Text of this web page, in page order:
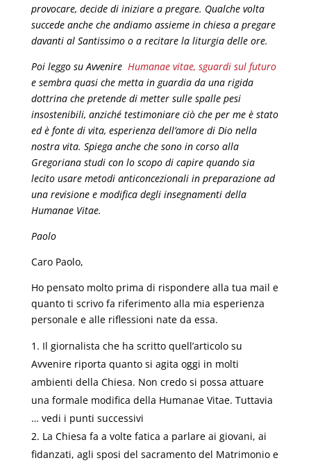
provocare, decide di iniziare a pregare. Qualche volta
succede anche che andiamo assieme in chiesa a pregare
davanti al Santissimo o a recitare la liturgia delle ore.
Poi leggo su Avvenire Humanae vitae, sguardi sul futuro
e sembra quasi che metta in guardia da una rigida
dottrina che pretende di metter sulle spalle pesi
insostenibili, anziché testimoniare ciò che per me è stato
ed è fonte di vita, esperienza dell’amore di Dio nella
nostra vita. Spiega anche che sono in corso alla
Gregoriana studi con lo scopo di capire quando sia
lecito usare metodi anticoncezionali in preparazione ad
una revisione e modifica degli insegnamenti della
Humanae Vitae.
Paolo
Caro Paolo,
Ho pensato molto prima di rispondere alla tua mail e
quanto ti scrivo fa riferimento alla mia esperienza
personale e alle riflessioni nate da essa.
Il giornalista che ha scritto quell’articolo su
Avvenire riporta quanto si agita oggi in molti
ambienti della Chiesa. Non credo si possa attuare
una formale modifica della Humanae Vitae. Tuttavia
… vedi i punti successivi
La Chiesa fa a volte fatica a parlare ai giovani, ai
fidanzati, agli sposi del sacramento del Matrimonio e